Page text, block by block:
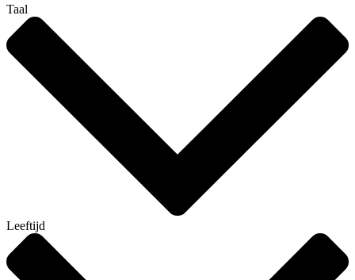
Taal
Leeftijd